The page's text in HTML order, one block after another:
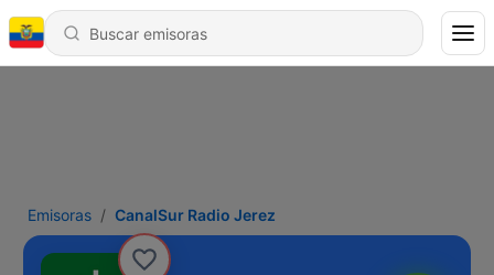
Emisoras CanalSur Radio Jerez